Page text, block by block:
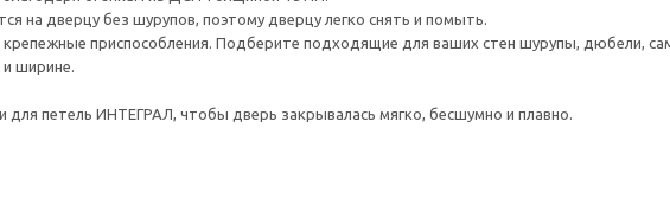
на дверцу без шурупов, поэтому дверцу легко снять и помыть.
приспособления. Подберите подходящие для ваших стен шурупы, дюбели,
и ширине.
петель ИНТЕГРАЛ, чтобы дверь закрывалась мягко, бесшумно и плавно.